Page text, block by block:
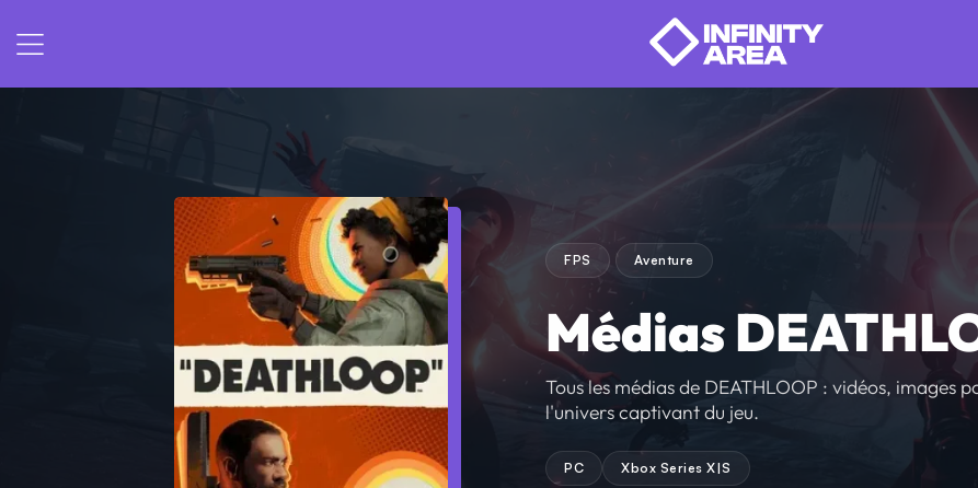
FPS Aventure
Médias
Tous les médias de DEATHLOOP : vidéos, images
l'univers captivant du jeu.
PC Xbox Series X|S